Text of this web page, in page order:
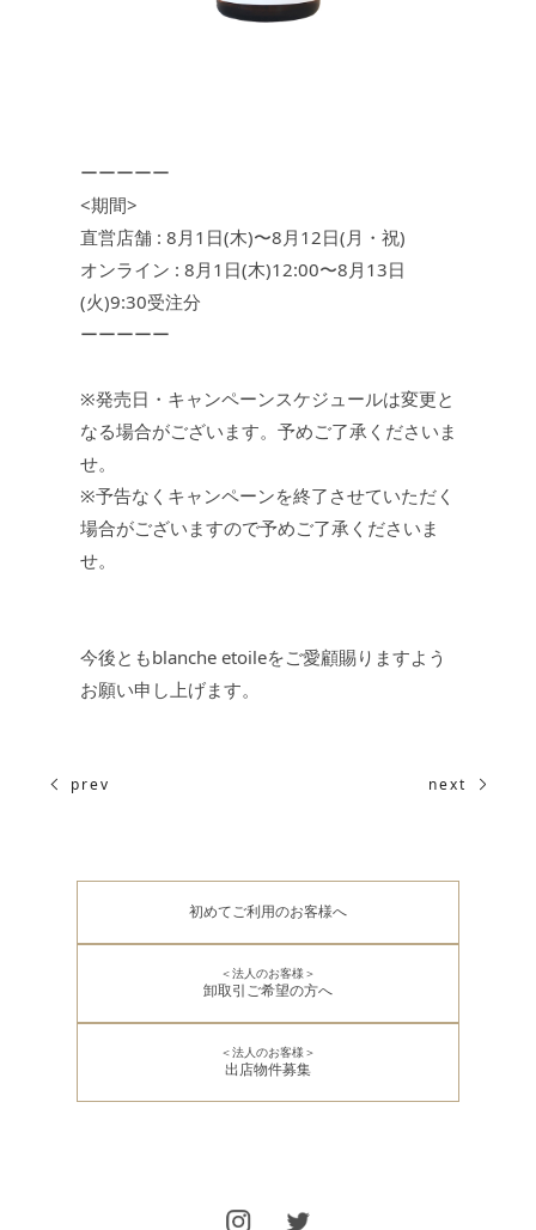
ーーーーー
<期間>
直営店舗 : 8月1日(木)〜8月12日(月・祝)
オンライン : 8月1日(木)12:00〜8月13日
(火)9:30受注分
ーーーーー
※発売日・キャンペーンスケジュールは変更と
なる場合がございます。予めご了承くださいま
せ。
※予告なくキャンペーンを終了させていただく
場合がございますので予めご了承くださいま
せ。
今後ともblanche etoileをご愛顧賜りますよう
お願い申し上げます。
prev next
初めてご利用のお客様へ
＜法人のお客様＞
卸取引ご希望の方へ
＜法人のお客様＞
出店物件募集